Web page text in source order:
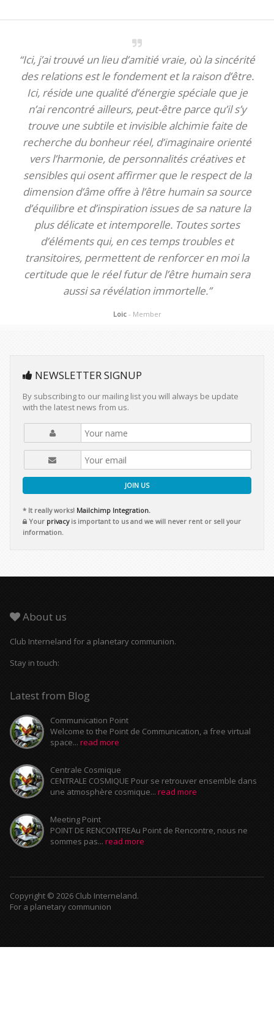
“Ici, j’ai trouvé un lieu d’amitié vraie, où la sincérité
des relations est le fondement et la raison d’être.
Ici, réside une qualité d’énergie spéciale que je
n’ai rencontré ailleurs, peut-être parce qu’il s’y
trouve une subtile et invisible alchimie faite de
recherche du bonheur réel, d’imaginaire orienté
vers l’harmonie, de personnalités créatives et
sensibles qui osent affirmer que le respect de la
dimension d’âme offre à l’être humain sa source
d’équilibre et d’inspiration issues de sa nature la
plus délicate et intemporelle. Toutes sortes
d’éléments qui, en ces temps troubles et
transitoires, permettent de renforcer en moi la
certitude que le réel futur de l’être humain sera
aussi sa révélation immortelle.”
Loic - Member
NEWSLETTER SIGNUP
By subscribing to our mailing list you will always be update
with the latest news from us.
JOIN US
* It really works! Mailchimp Integration.
Your privacyis important to us and we will never rent or sell your
information.
About us
Club Interneland for a planetary communion.
Stay in touch:
Latest from Blog
Communication Point
Welcome to the Point de Communication, a free virtual
space... read more
Centrale Cosmique
CENTRALE COSMIQUE Pour se retrouver ensemble dans
une atmosphère cosmique... read more
Meeting Point
POINT DE RENCONTREAu Point de Rencontre, nous ne
sommes pas... read more
Copyright © 2026 Club Interneland.
For a planetary communion